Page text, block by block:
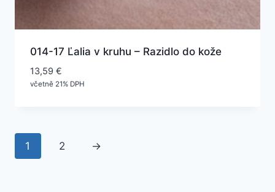
014-17 Ľalia v kruhu – Razidlo do kože
13,59 €
včetně 21% DPH
1 2 →